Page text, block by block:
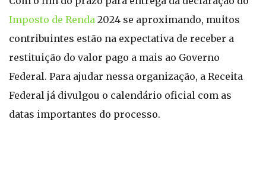
Imposto de Renda 2024 se aproximando, muitos
contribuintes estão na expectativa de receber a
restituição do valor pago a mais ao Governo
Federal. Para ajudar nessa organização, a Receita
Federal já divulgou o calendário oficial com as
datas importantes do processo.